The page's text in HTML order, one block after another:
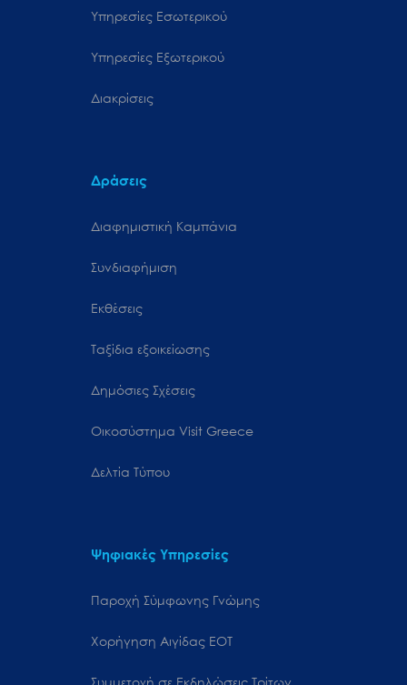
Υπηρεσίες Εσωτερικού
Υπηρεσίες Εξωτερικού
Διακρίσεις
Δράσεις
Διαφημιστική Καμπάνια
Συνδιαφήμιση
Εκθέσεις
Ταξίδια εξοικείωσης
Δημόσιες Σχέσεις
Oικοσύστημα Visit Greece
Δελτία Τύπου
Ψηφιακές Υπηρεσίες
Παροχή Σύμφωνης Γνώμης
Χορήγηση Αιγίδας ΕΟΤ